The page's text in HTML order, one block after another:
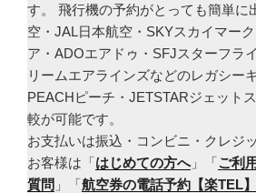
す。 飛行機の予約がとっても簡単に
空・JAL日本航空・SKYスカイマー
ア・ADOエアドゥ・SFJスターフラ
リームエアラインズなどのレガシー
PEACHピーチ・JETSTARジェット
較が可能です。
お支払いは振込・コンビニ・クレジ
お客様は「はじめての方へ」「ご利
質問 」「航空券の電話予約【楽TEL】